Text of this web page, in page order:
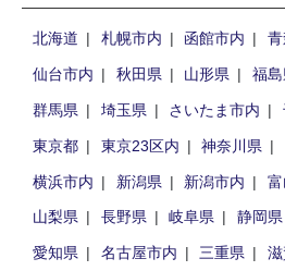
北海道 札幌市内 函館市内
仙台市内
秋田県 山形県 福
群馬県
埼玉県 さいたま市内
東京都
東京23区内 神奈川県
横浜市内
新潟県 新潟市内
山梨県
長野県 岐阜県 静岡県
愛知県
名古屋市内 三重県